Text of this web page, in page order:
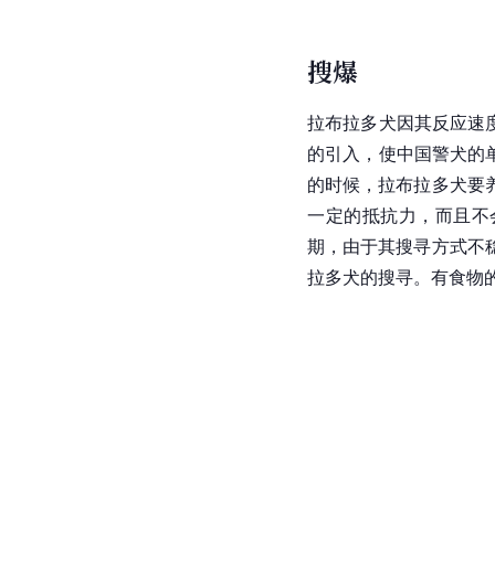
搜爆
拉布拉多犬因其反应速
的引入，使中国警犬的
的时候，拉布拉多犬要
一定的抵抗力，而且
期，由于其搜寻方式不
拉多犬的搜寻。有食物